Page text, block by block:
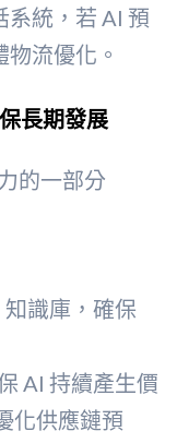
系統，若 AI 預
流優化。
長期發展
的一部分
識庫，確保
AI 持續產生價
化供應鏈預